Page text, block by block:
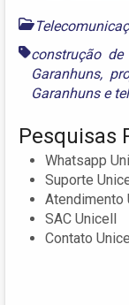
construção de
Garanhuns,
Garanhunse
Pesquisas
Whatsapp
Suporte
Atendimento
SAC Unicell
Contato Unicell